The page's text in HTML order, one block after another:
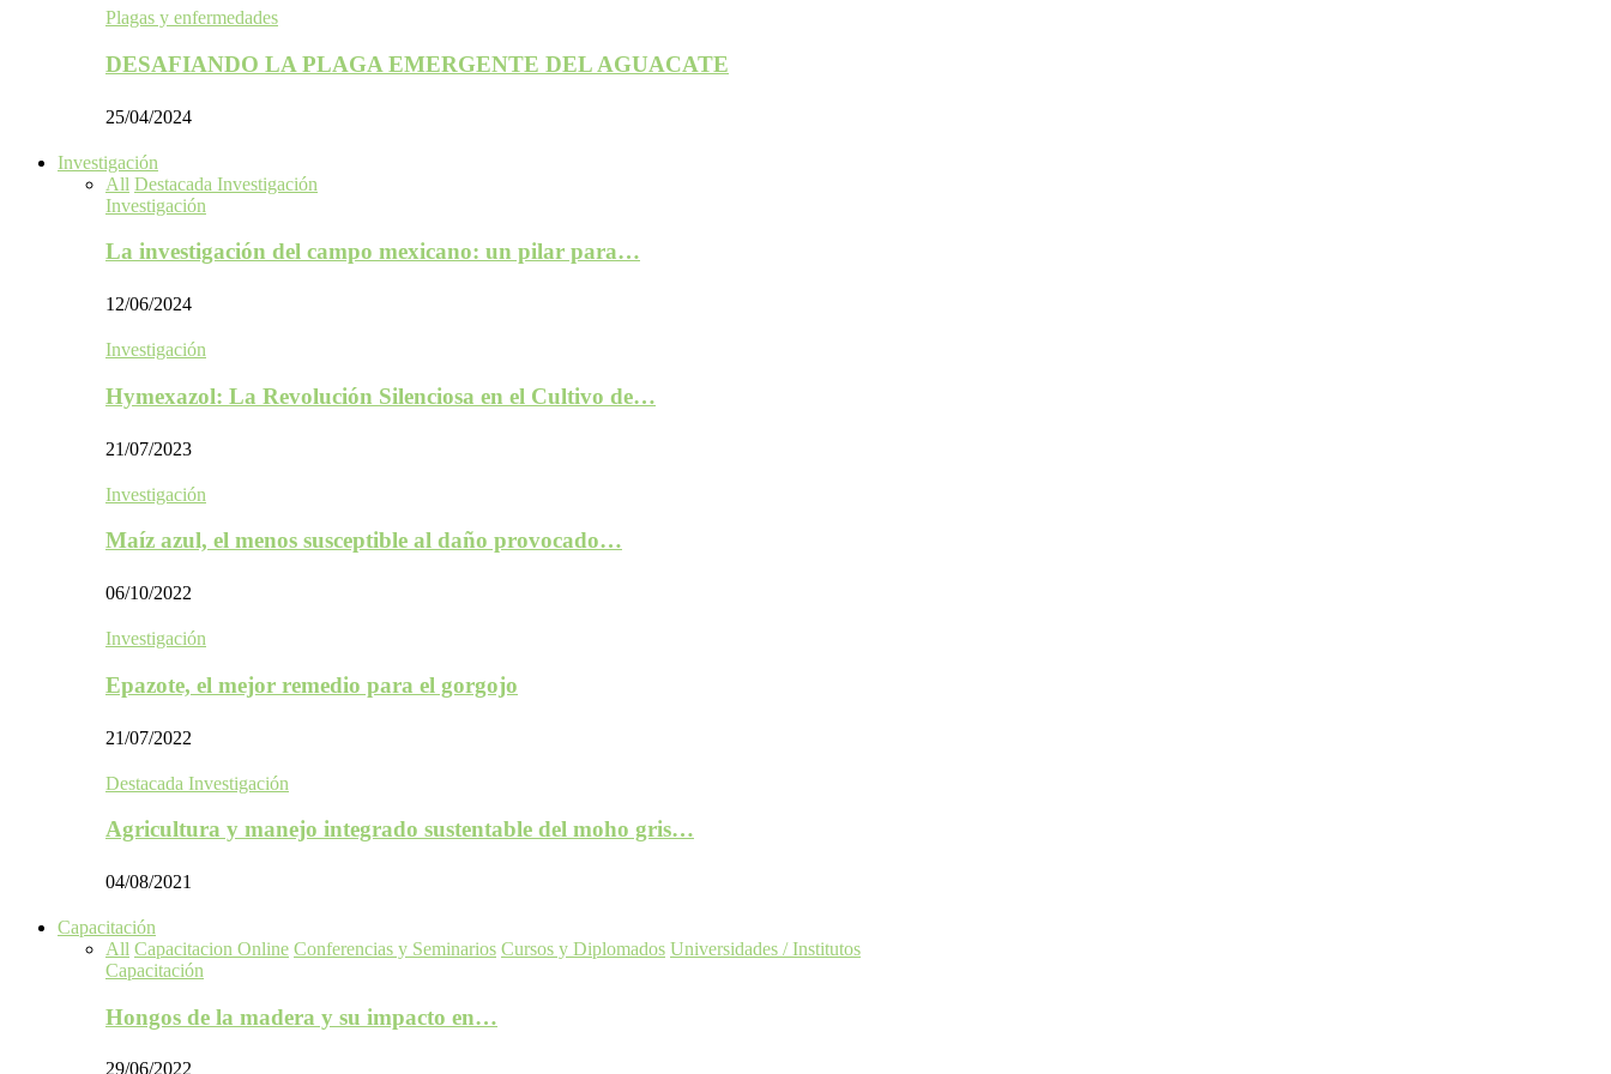
Plagas y enfermedades
DESAFIANDO LA PLAGA EMERGENTE DEL AGUACATE
25/04/2024
Investigación
All Destacada Investigación
Investigación
La investigación del campo mexicano: un pilar para…
12/06/2024
Investigación
Hymexazol: La Revolución Silenciosa en el Cultivo de…
21/07/2023
Investigación
Maíz azul, el menos susceptible al daño provocado…
06/10/2022
Investigación
Epazote, el mejor remedio para el gorgojo
21/07/2022
Destacada Investigación
Agricultura y manejo integrado sustentable del moho gris…
04/08/2021
Capacitación
All Capacitacion Online Conferencias y Seminarios Cursos y Diplomados Universidades / Institutos
Capacitación
Hongos de la madera y su impacto en…
29/06/2022